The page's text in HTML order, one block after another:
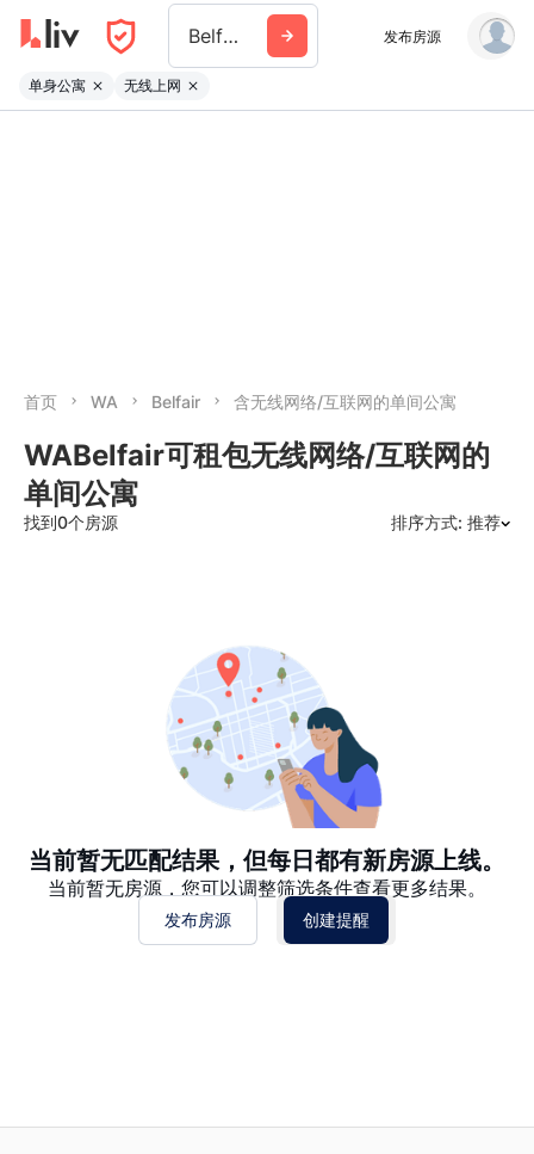
Belfair 发布房源
单身公寓 无线上网
首页 WA Belfair 含无线网络/互联网的单间公寓
WABelfair可租包无线网络/互联网的
单间公寓
找到0个房源 排序方式: 推荐
当前暂无匹配结果，但每日都有新房源上线。
当前暂无房源，您可以调整筛选条件查看更多结果。
发布房源 创建提醒